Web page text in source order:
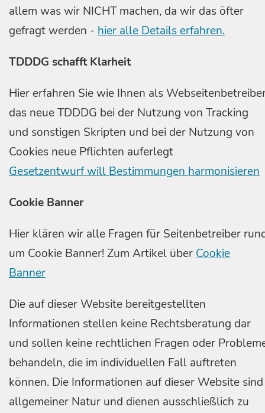
allem was wir NICHT machen, da wir das öfter
gefragt werden - hier alle Details erfahren.
TDDDG schafft Klarheit
Hier erfahren Sie wie Ihnen als
das neue TDDDG bei der Nutzung von Tracking
und sonstigen Skripten und bei der Nutzung von
Cookies neue Pflichten auferlegt
Gesetzentwurf will Bestimmungen harmonisieren
Cookie Banner
Hier klären wir alle Fragen für Seitenbetreiber
um Cookie Banner! Zum Artikel über Cookie
Banner
Die auf dieser Website bereitgestellten
Informationen stellen keine Rechtsberatung dar
und sollen keine rechtlichen Fragen oder
behandeln, die im individuellen Fall auftreten
können. Die Informationen auf dieser Website sind
allgemeiner Natur und dienen ausschließlich zu